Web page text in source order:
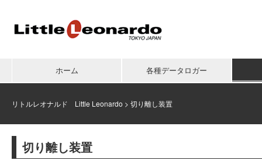
ホーム 各種データロガー
リトルレオナルド Little Leonardo > 切り離し装置
切り離し装置